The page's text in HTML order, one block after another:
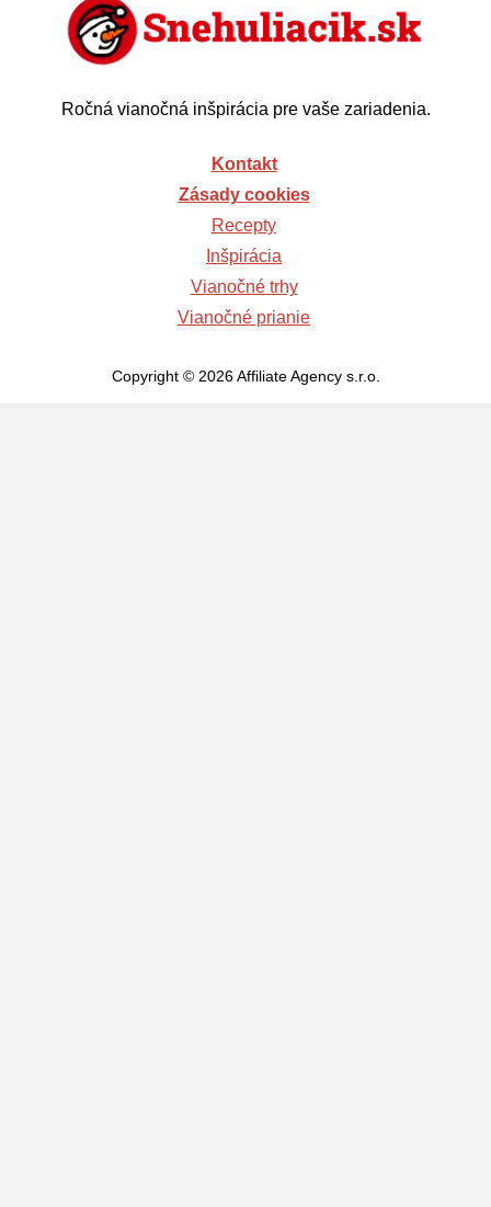
Ročná vianočná inšpirácia pre vaše zariadenia.
Kontakt
Zásady cookies
Recepty
Inšpirácia
Vianočné trhy
Vianočné prianie
Copyright © 2026 Affiliate Agency s.r.o.